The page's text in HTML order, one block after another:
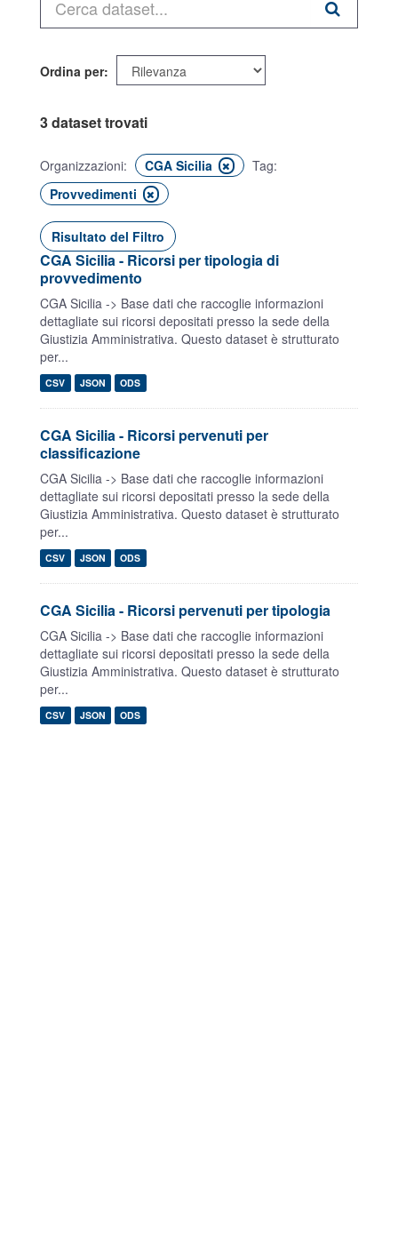
Ordina per
3 dataset trovati
Organizzazioni: CGA Sicilia
Tag:
Provvedimenti
Risultato del Filtro
CGA Sicilia - Ricorsi per tipologia di
provvedimento
CGA Sicilia -> Base dati che raccoglie informazioni
dettagliate sui ricorsi depositati presso la sede della
Giustizia Amministrativa. Questo dataset è strutturato
per...
CSV JSON ODS
CGA Sicilia - Ricorsi pervenuti per
classificazione
CGA Sicilia -> Base dati che raccoglie informazioni
dettagliate sui ricorsi depositati presso la sede della
Giustizia Amministrativa. Questo dataset è strutturato
per...
CSV JSON ODS
CGA Sicilia - Ricorsi pervenuti per tipologia
CGA Sicilia -> Base dati che raccoglie informazioni
dettagliate sui ricorsi depositati presso la sede della
Giustizia Amministrativa. Questo dataset è strutturato
per...
CSV JSON ODS